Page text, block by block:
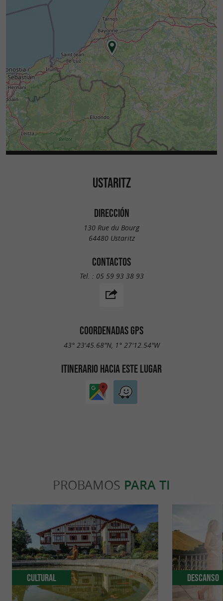
USTARITZ
DIRECCIÓN
130 Rue du Bourg
64480 Ustaritz
CONTACTOS
Tel. : 05 59 93 38 93
COORDENADAS GPS
43° 23'45.68"N, 1° 27'12.54"W
ITINERARIO HACIA ESTE LUGAR
PROBAMOS PARA TI
Cultural Descanso